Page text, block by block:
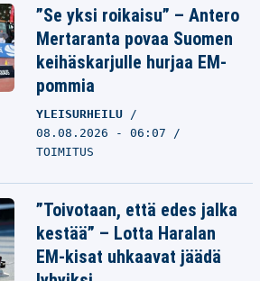
”Se yksi roikaisu” – Antero
Mertaranta povaa Suomen
keihäskarjulle hurjaa EM-
pommia
YLEISURHEILU
08.08.2026 - 06:07
TOIMITUS
”Toivotaan, että edes jalka
kestää” – Lotta Haralan
EM-kisat uhkaavat jäädä